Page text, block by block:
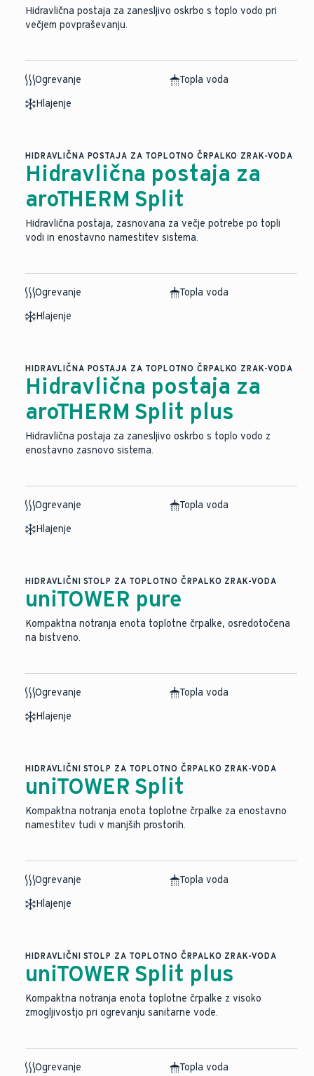
Hidravlična postaja za zanesljivo oskrbo s toplo vodo pri
večjem povpraševanju.
Ogrevanje
Topla voda
Hlajenje
HIDRAVLIČNA POSTAJA ZA TOPLOTNO ČRPALKO ZRAK-VODA
Hidravlična postaja za
aroTHERM Split
Hidravlična postaja, zasnovana za večje potrebe po topli
vodi in enostavno namestitev sistema.
Ogrevanje
Topla voda
Hlajenje
HIDRAVLIČNA POSTAJA ZA TOPLOTNO ČRPALKO ZRAK-VODA
Hidravlična postaja za
aroTHERM Split plus
Hidravlična postaja za zanesljivo oskrbo s toplo vodo z
enostavno zasnovo sistema.
Ogrevanje
Topla voda
Hlajenje
HIDRAVLIČNI STOLP ZA TOPLOTNO ČRPALKO ZRAK-VODA
uniTOWER pure
Kompaktna notranja enota toplotne črpalke, osredotočena
na bistveno.
Ogrevanje
Topla voda
Hlajenje
HIDRAVLIČNI STOLP ZA TOPLOTNO ČRPALKO ZRAK-VODA
uniTOWER Split
Kompaktna notranja enota toplotne črpalke za enostavno
namestitev tudi v manjših prostorih.
Ogrevanje
Topla voda
Hlajenje
HIDRAVLIČNI STOLP ZA TOPLOTNO ČRPALKO ZRAK-VODA
uniTOWER Split plus
Kompaktna notranja enota toplotne črpalke z visoko
zmogljivostjo pri ogrevanju sanitarne vode.
Ogrevanje Topla voda